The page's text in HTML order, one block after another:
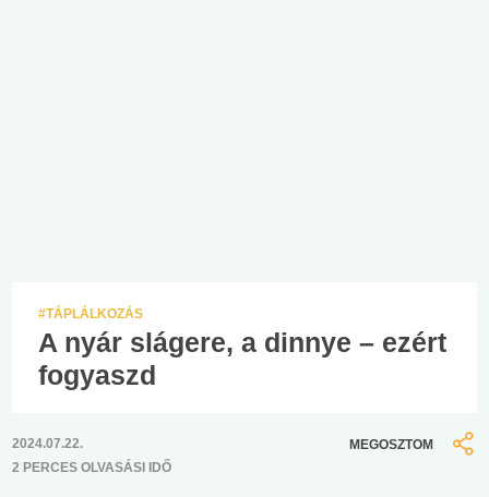
#TÁPLÁLKOZÁS
A nyár slágere, a dinnye – ezért
fogyaszd
2024.07.22.
2 PERCES OLVASÁSI IDŐ
MEGOSZTOM